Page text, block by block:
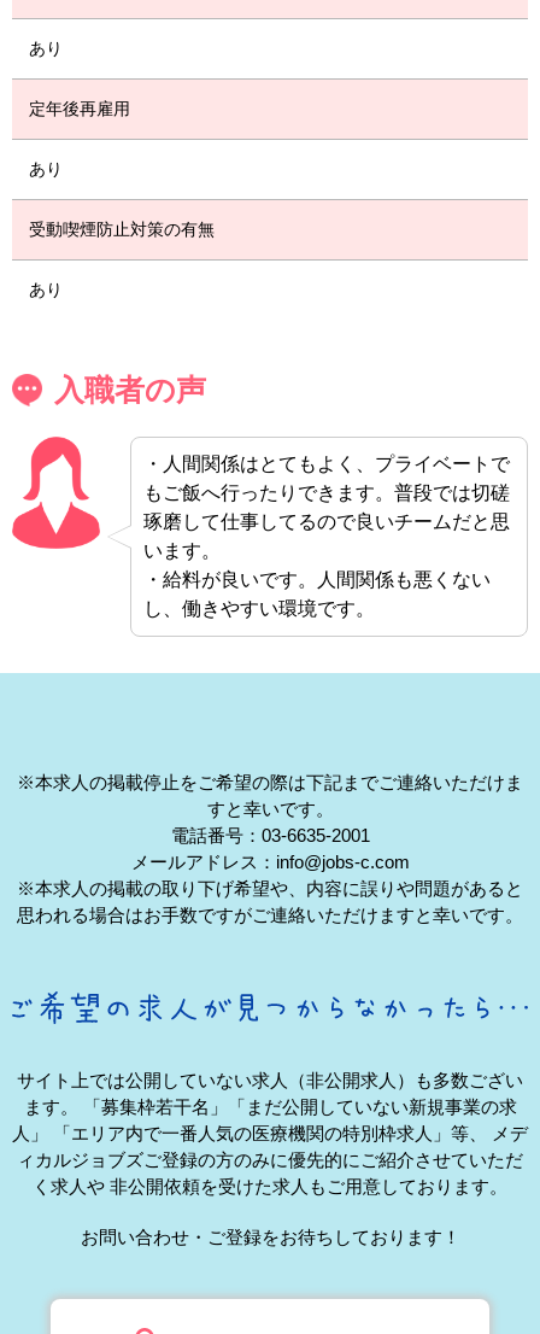
あり
定年後再雇用
あり
受動喫煙防止対策の有無
あり
入職者の声
・人間関係はとてもよく、プライベートで
もご飯へ行ったりできます。普段では切磋
琢磨して仕事してるので良いチームだと思
います。
・給料が良いです。人間関係も悪くない
し、働きやすい環境です。
※本求人の掲載停止をご希望の際は下記までご連絡いただけま
すと幸いです。
電話番号：03-6635-2001
メールアドレス：info@jobs-c.com
※本求人の掲載の取り下げ希望や、内容に誤りや問題があると
思われる場合はお手数ですがご連絡いただけますと幸いです。
サイト上では公開していない求人（非公開求人）も多数ござい
ます。
「募集枠若干名」「まだ公開していない新規事業の求
人」
「エリア内で一番人気の医療機関の特別枠求人」等、
メデ
ィカルジョブズご登録の方のみに優先的にご紹介させていただ
く求人や 非公開依頼を受けた求人もご用意しております。
お問い合わせ・ご登録をお待ちしております！